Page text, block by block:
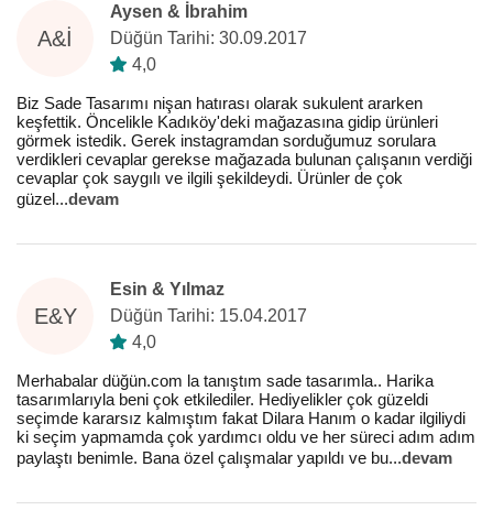
A&İ
Aysen & İbrahim
Düğün Tarihi: 30.09.2017
4,0
Biz Sade Tasarımı nişan hatırası olarak sukulent ararken
keşfettik. Öncelikle Kadıköy'deki mağazasına gidip ürünleri
görmek istedik. Gerek instagramdan sorduğumuz sorulara
verdikleri cevaplar gerekse mağazada bulunan çalışanın verdiği
cevaplar çok saygılı ve ilgili şekildeydi. Ürünler de çok
güzel...devam
E&Y
Esin & Yılmaz
Düğün Tarihi: 15.04.2017
4,0
Merhabalar düğün.com la tanıştım sade tasarımla.. Harika
tasarımlarıyla beni çok etkilediler. Hediyelikler çok güzeldi
seçimde kararsız kalmıştım fakat Dilara Hanım o kadar ilgiliydi
ki seçim yapmamda çok yardımcı oldu ve her süreci adım adım
paylaştı benimle. Bana özel çalışmalar yapıldı ve bu...devam